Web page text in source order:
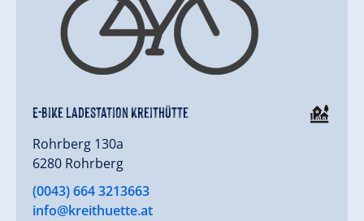
E-Bike Ladestation Kreithütte
Rohrberg 130a
6280 Rohrberg
(0043) 664 3213663
info@kreithuette.at